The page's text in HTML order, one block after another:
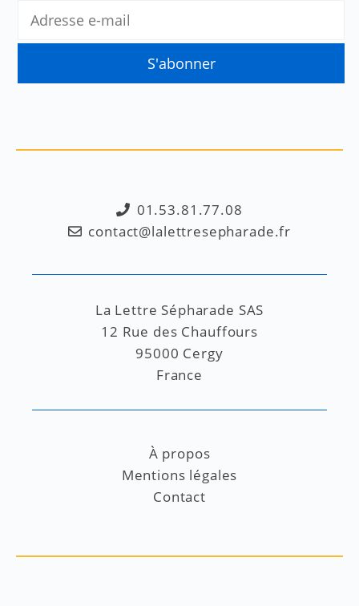
01.53.81.77.08
contact@lalettresepharade.fr
La Lettre Sépharade SAS
12 Rue des Chauffours
95000 Cergy
France
À propos
Mentions légales
Contact